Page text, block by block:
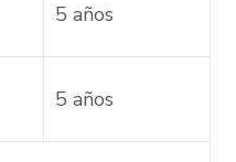
5 años
5 años